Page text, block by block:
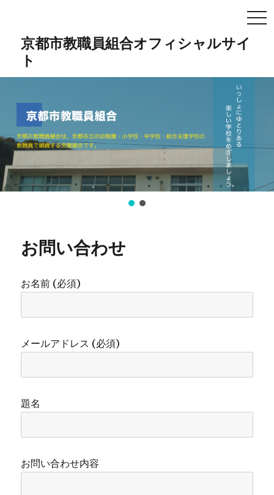
京都市教職員組合オフィシャルサイ
ト
お問い合わせ
お名前 (必須)
メールアドレス (必須)
題名
お問い合わせ内容